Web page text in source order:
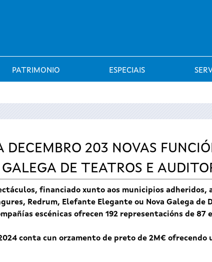
PATRIMONIO ESPECIAIS
DECEMBRO 203 NOVAS
DE TEATROS E
financiado xunto aos municipios adheridos,
Redrum, Elefante Elegante ou Nova Galega de
escénicas ofrecen 192 representacións de
conta cun orzamento de preto de 2M€ ofrecendo